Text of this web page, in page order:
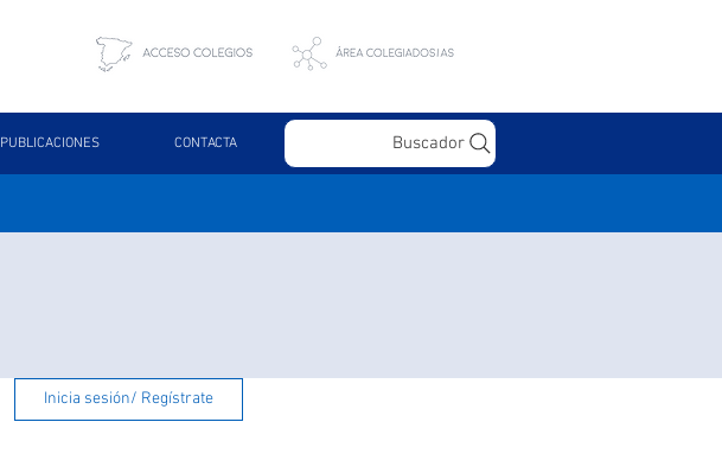
PUBLICACIONES CONTACTA Buscador
Inicia sesión/ Regístrate